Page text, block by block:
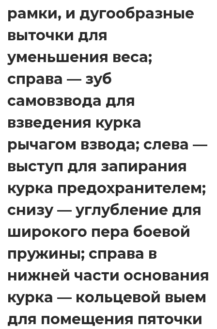
рамки, и дугообразные
выточки для
уменьшения веса;
справа — зуб
самовзвода для
взведения курка
рычагом взвода; слева —
выступ для запирания
курка предохранителем;
снизу — углубление для
широкого пера боевой
пружины; справа в
нижней части основания
курка — кольцевой выем
для помещения пяточки